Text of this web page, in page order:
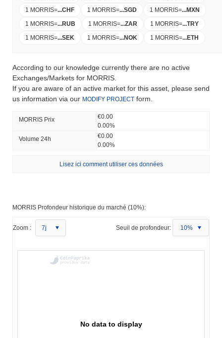
1 MORRIS=...CHF 1 MORRIS=...SGD 1 MORRIS=...MXN
1 MORRIS=...RUB 1 MORRIS=...ZAR 1 MORRIS=...TRY
1 MORRIS=...SEK 1 MORRIS=...NOK 1 MORRIS=...ETH
According to our knowledge currently there are no active
Exchanges/Markets for MORRIS.
If you are aware of an active market for this asset, please send
us information via our MODIFY PROJECT form.
MORRIS Prix ​​
€0.00
0.00%
Volume 24h
€0.00
0.00%
Lisez ici comment utiliser ces données
MORRIS Profondeur historique du marché (10%):
Zoom : 7j Seuil de profondeur: 10%
No data to display